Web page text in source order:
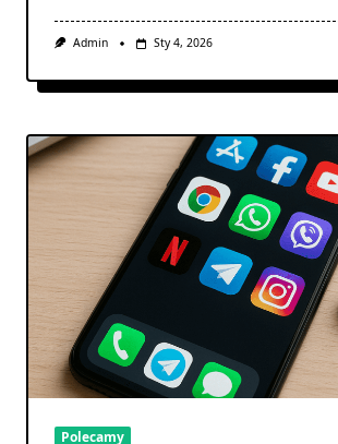
Admin Sty 4, 2026
Polecamy